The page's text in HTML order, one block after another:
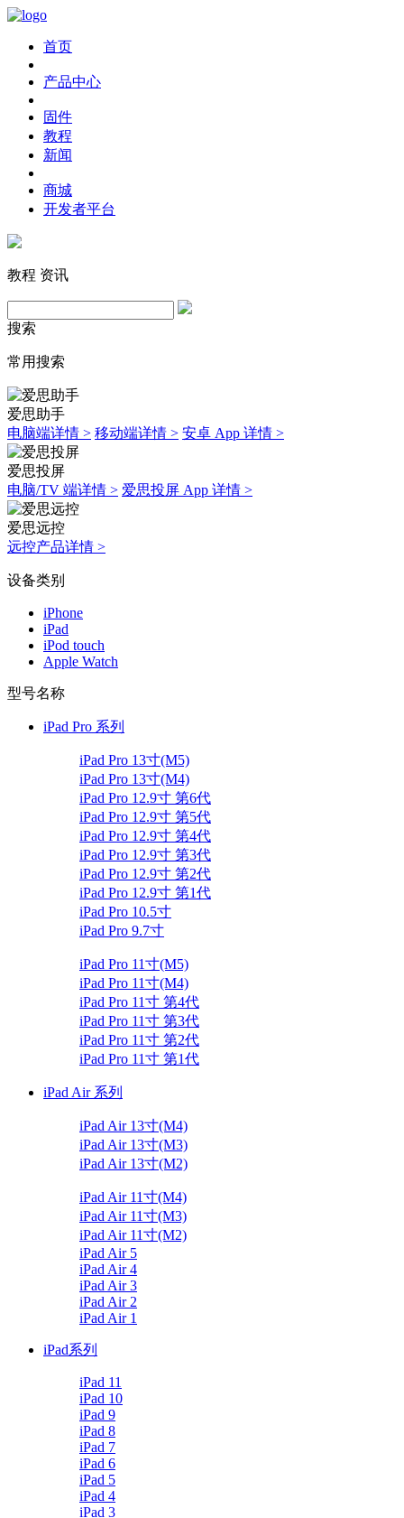
首页
产品中心
固件
教程
新闻
商城
开发者平台
教程 资讯
搜索
常用搜索
爱思助手
电脑端详情 > 移动端详情 > 安卓 App 详情 >
爱思投屏
电脑/TV 端详情 > 爱思投屏 App 详情 >
爱思远控
远控产品详情 >
设备类别
iPhone
iPad
iPod touch
Apple Watch
型号名称
iPad Pro 系列
iPad Pro 13寸(M5)
iPad Pro 13寸(M4)
iPad Pro 12.9寸 第6代
iPad Pro 12.9寸 第5代
iPad Pro 12.9寸 第4代
iPad Pro 12.9寸 第3代
iPad Pro 12.9寸 第2代
iPad Pro 12.9寸 第1代
iPad Pro 10.5寸
iPad Pro 9.7寸
iPad Pro 11寸(M5)
iPad Pro 11寸(M4)
iPad Pro 11寸 第4代
iPad Pro 11寸 第3代
iPad Pro 11寸 第2代
iPad Pro 11寸 第1代
iPad Air 系列
iPad Air 13寸(M4)
iPad Air 13寸(M3)
iPad Air 13寸(M2)
iPad Air 11寸(M4)
iPad Air 11寸(M3)
iPad Air 11寸(M2)
iPad Air 5
iPad Air 4
iPad Air 3
iPad Air 2
iPad Air 1
iPad系列
iPad 11
iPad 10
iPad 9
iPad 8
iPad 7
iPad 6
iPad 5
iPad 4
iPad 3